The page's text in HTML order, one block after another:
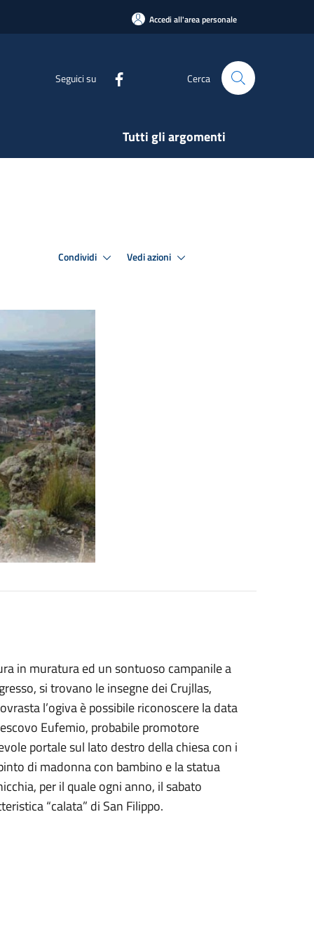
Accedi all'area personale
Seguici su Cerca
Tutti gli argomenti
Condividi Vedi azioni
in muratura ed un sontuoso campanile a
si trovano le insegne dei Crujllas,
l’ogiva è possibile riconoscere la data
Eufemio, probabile promotore
portale sul lato destro della chiesa con i
di madonna con bambino e la statua
per il quale ogni anno, il sabato
“calata” di San Filippo.